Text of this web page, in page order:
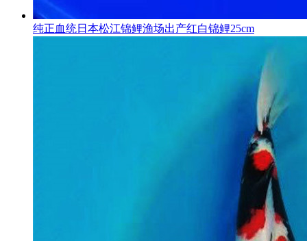
纯正血统日本松江锦鲤渔场出产红白锦鲤25cm